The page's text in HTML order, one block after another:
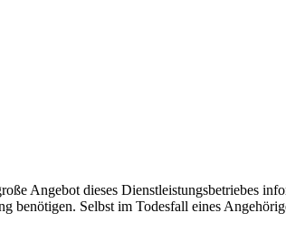
Angebot dieses Dienstleistungsbetriebes
Selbst im Todesfall eines